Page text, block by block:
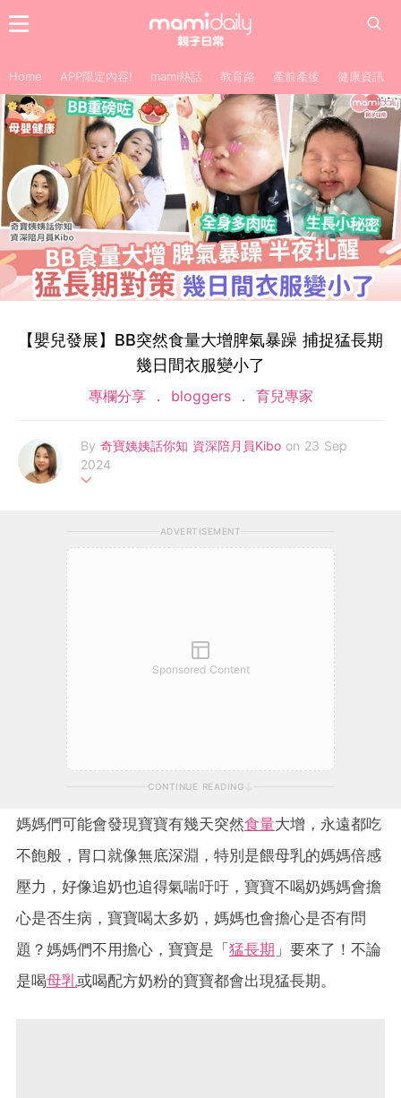
Home APP限定內容! mami熱話 教育路 產前產後 健康資訊
【嬰兒發展】BB突然食量大增脾氣暴躁 捕捉猛長期
幾日間衣服變小了
專欄分享 bloggers 育兒專家
By 奇寶姨姨話你知 資深陪月員Kibo on 23 Sep
2024
月，日常研究色香味俱全並有食療功效的坐月菜式，為媽媽們打造
不一樣的坐月，打破坐月迷思
ADVERTISEMENT
Sponsored Content
CONTINUE READING
媽媽們可能會發現寶寶有幾天突然食量大增，永遠都吃
不飽般，胃口就像無底深淵，特別是餵母乳的媽媽倍感
壓力，好像追奶也追得氣喘吁吁，寶寶不喝奶媽媽會擔
心是否生病，寶寶喝太多奶，媽媽也會擔心是否有問
題？媽媽們不用擔心，寶寶是「猛長期 」要來了！不論
是喝母乳或喝配方奶粉的寶寶都會出現猛長期。